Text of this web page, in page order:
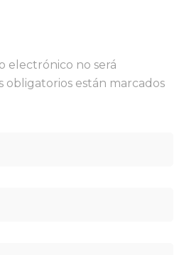
electrónico no será
obligatorios están marcados